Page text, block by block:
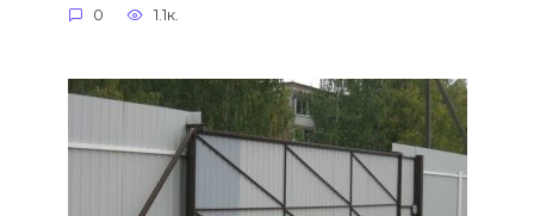
0 1.1к.